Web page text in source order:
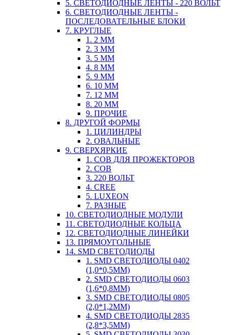
5. СВЕТОДИОДНЫЕ ЛЕНТЫ - 220 ВОЛЬТ
6. СВЕТОДИОДНЫЕ ЛЕНТЫ -
ПОСЛЕДОВАТЕЛЬНЫЕ БЛОКИ
7. КРУГЛЫЕ
1. 2 ММ
2. 3 ММ
3. 5 ММ
4. 8 ММ
5. 9 ММ
6. 10 ММ
7. 12 ММ
8. 20 ММ
9. ПРОЧИЕ
8. ДРУГОЙ ФОРМЫ
1. ЦИЛИНДРЫ
2. ОВАЛЬНЫЕ
9. СВЕРХЯРКИЕ
1. COB ДЛЯ ПРОЖЕКТОРОВ
2. COB
3. 220 ВОЛЬТ
4. CREE
5. LUXEON
7. РАЗНЫЕ
10. СВЕТОДИОДНЫЕ МОДУЛИ
11. СВЕТОДИОДНЫЕ КОЛЬЦА
12. СВЕТОДИОДНЫЕ ЛИНЕЙКИ
13. ПРЯМОУГОЛЬНЫЕ
14. SMD СВЕТОДИОДЫ
1. SMD СВЕТОДИОДЫ 0402
(1,0*0,5ММ)
2. SMD СВЕТОДИОДЫ 0603
(1,6*0,8ММ)
3. SMD СВЕТОДИОДЫ 0805
(2,0*1,2ММ)
4. SMD СВЕТОДИОДЫ 2835
(2,8*3,5ММ)